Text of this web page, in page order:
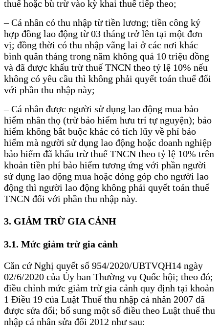
thuế hoặc bù trừ vào kỳ khai thuế tiếp theo;
– Cá nhân có thu nhập từ tiền lương; tiền công ký
hợp đồng lao động từ 03 tháng trở lên tại một đơn
vị; đồng thời có thu nhập vãng lai ở các nơi khác
bình quân tháng trong năm không quá 10 triệu đồng
và đã được khấu trừ thuế TNCN theo tỷ lệ 10% nếu
không có yêu cầu thì không phải quyết toán thuế đối
với phần thu nhập này;
– Cá nhân được người sử dụng lao động mua bảo
hiểm nhân thọ (trừ bảo hiểm hưu trí tự nguyện); bảo
hiểm không bắt buộc khác có tích lũy về phí bảo
hiểm mà người sử dụng lao động hoặc doanh nghiệp
bảo hiểm đã khấu trừ thuế TNCN theo tỷ lệ 10% trên
khoản tiền phí bảo hiểm tương ứng với phần người
sử dụng lao động mua hoặc đóng góp cho người lao
động thì người lao động không phải quyết toán thuế
TNCN đối với phần thu nhập này.
3. GIẢM TRỪ GIA CẢNH
3.1. Mức giảm trừ gia cảnh
Căn cứ Nghị quyết số 954/2020/UBTVQH14 ngày
02/6/2020 của Ủy ban Thường vụ Quốc hội; theo đó;
điều chỉnh mức giảm trừ gia cảnh quy định tại khoản
1 Điều 19 của Luật Thuế thu nhập cá nhân 2007 đã
được sửa đổi; bổ sung một số điều theo Luật thuế thu
nhập cá nhân sửa đổi 2012 như sau: